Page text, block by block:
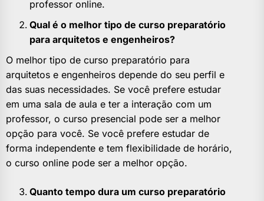
professor online.
Qual é o melhor tipo de curso preparatório
para arquitetos e engenheiros?
O melhor tipo de curso preparatório para
arquitetos e engenheiros depende do seu perfil e
das suas necessidades. Se você prefere estudar
em uma sala de aula e ter a interação com um
professor, o curso presencial pode ser a melhor
opção para você. Se você prefere estudar de
forma independente e tem flexibilidade de horário,
o curso online pode ser a melhor opção.
Quanto tempo dura um curso preparatório